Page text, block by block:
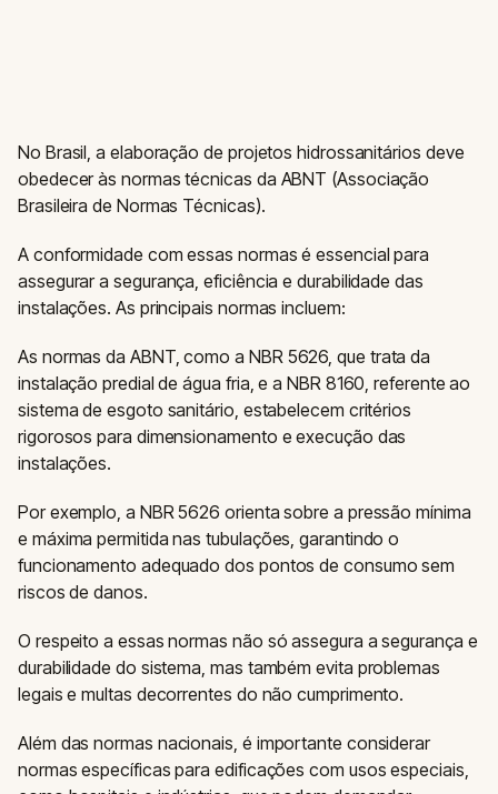
No Brasil, a elaboração de projetos hidrossanitários deve
obedecer às normas técnicas da ABNT (Associação
Brasileira de Normas Técnicas).
A conformidade com essas normas é essencial para
assegurar a segurança, eficiência e durabilidade das
instalações. As principais normas incluem:
As normas da ABNT, como a NBR 5626, que trata da
instalação predial de água fria, e a NBR 8160, referente ao
sistema de esgoto sanitário, estabelecem critérios
rigorosos para dimensionamento e execução das
instalações.
Por exemplo, a NBR 5626 orienta sobre a pressão mínima
e máxima permitida nas tubulações, garantindo o
funcionamento adequado dos pontos de consumo sem
riscos de danos.
O respeito a essas normas não só assegura a segurança e
durabilidade do sistema, mas também evita problemas
legais e multas decorrentes do não cumprimento.
Além das normas nacionais, é importante considerar
normas específicas para edificações com usos especiais,